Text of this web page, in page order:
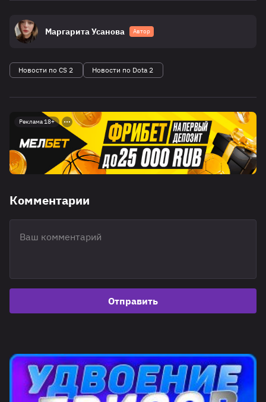
Маргарита Усанова Автор
Новости по CS 2 Новости по Dota 2
Реклама 18+
Комментарии
Отправить